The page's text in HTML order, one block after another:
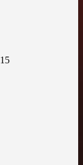
15